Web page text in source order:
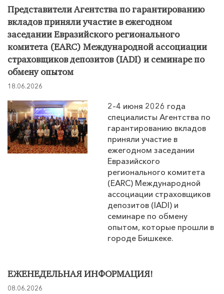
Представители Агентства по гарантированию
вкладов приняли участие в ежегодном
заседании Евразийского регионального
комитета (EARC) Международной ассоциации
страховщиков депозитов (IADI) и семинаре по
обмену опытом
18.06.2026
2–4 июня 2026 года
специалисты Агентства по
гарантированию вкладов
приняли участие в
ежегодном заседании
Евразийского
регионального комитета
(EARC) Международной
ассоциации страховщиков
депозитов (IADI) и
семинаре по обмену
опытом, которые прошли в
городе Бишкеке.
ЕЖЕНЕДЕЛЬНАЯ ИНФОРМАЦИЯ!
08.06.2026